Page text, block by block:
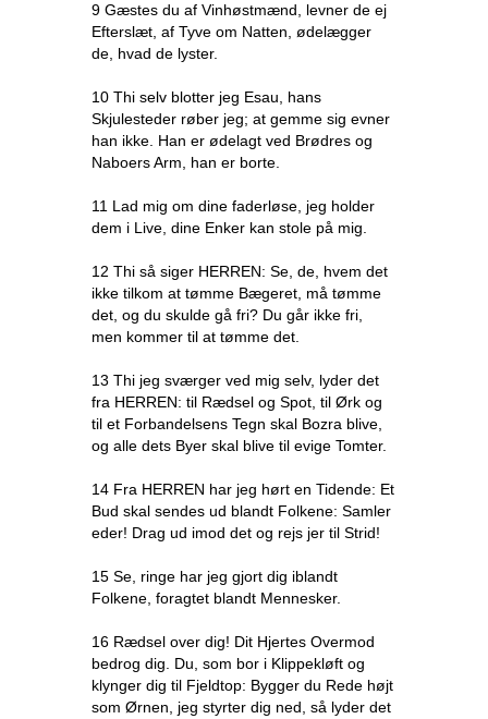
9 Gæstes du af Vinhøstmænd, levner de ej
Efterslæt, af Tyve om Natten, ødelægger
de, hvad de lyster.
10 Thi selv blotter jeg Esau, hans
Skjulesteder røber jeg; at gemme sig evner
han ikke. Han er ødelagt ved Brødres og
Naboers Arm, han er borte.
11 Lad mig om dine faderløse, jeg holder
dem i Live, dine Enker kan stole på mig.
12 Thi så siger HERREN: Se, de, hvem det
ikke tilkom at tømme Bægeret, må tømme
det, og du skulde gå fri? Du går ikke fri,
men kommer til at tømme det.
13 Thi jeg sværger ved mig selv, lyder det
fra HERREN: til Rædsel og Spot, til Ørk og
til et Forbandelsens Tegn skal Bozra blive,
og alle dets Byer skal blive til evige Tomter.
14 Fra HERREN har jeg hørt en Tidende: Et
Bud skal sendes ud blandt Folkene: Samler
eder! Drag ud imod det og rejs jer til Strid!
15 Se, ringe har jeg gjort dig iblandt
Folkene, foragtet blandt Mennesker.
16 Rædsel over dig! Dit Hjertes Overmod
bedrog dig. Du, som bor i Klippekløft og
klynger dig til Fjeldtop: Bygger du Rede højt
som Ørnen, jeg styrter dig ned, så lyder det